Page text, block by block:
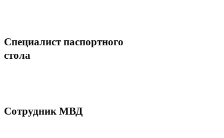
Специалист паспортного
стола
Сотрудник МВД